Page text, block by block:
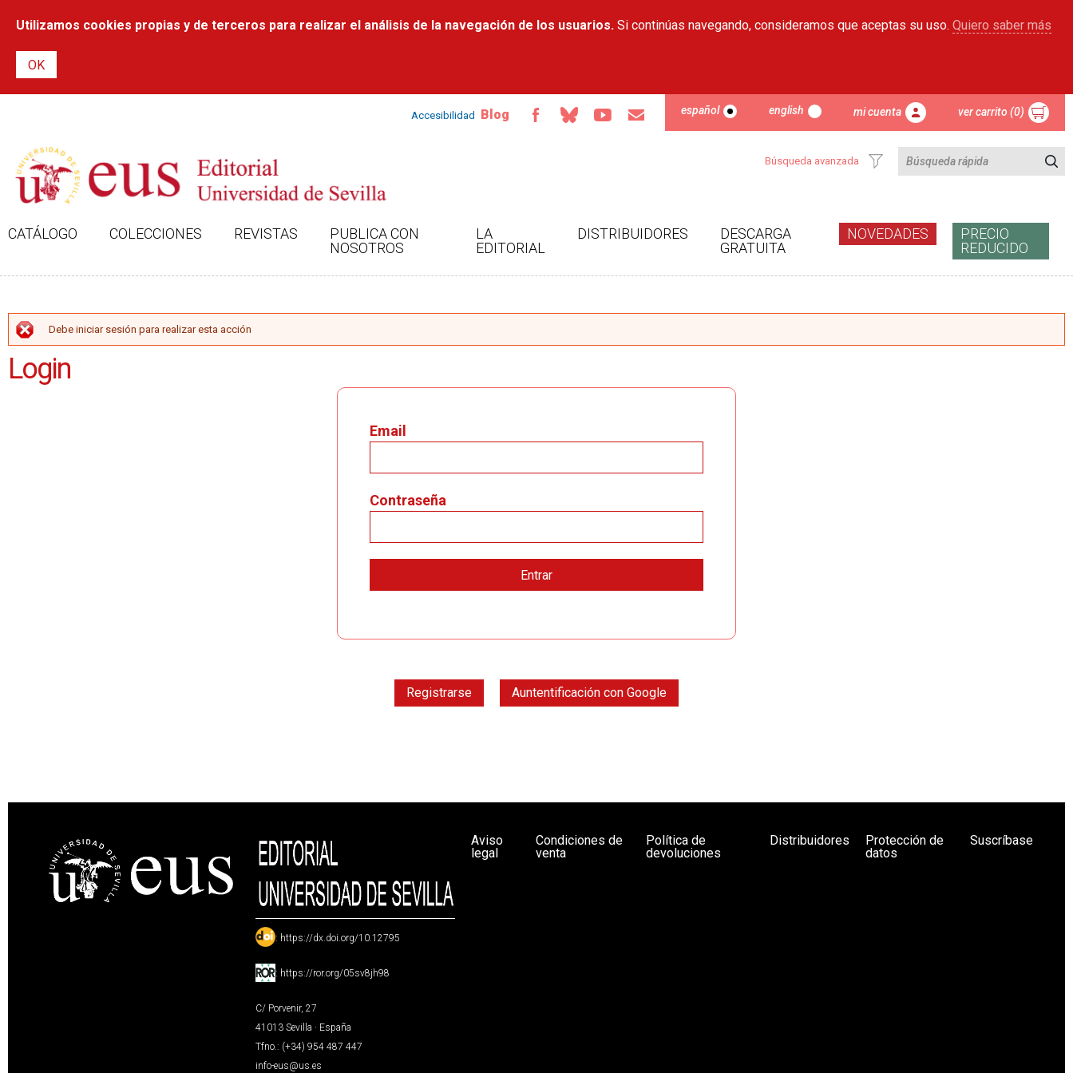
contenido
Utilizamos cookies propias y de terceros para realizar el análisis de la navegación de los usuarios. Si continúas navegando, consideramos que aceptas su uso. Quiero saber más
Accesibilidad Blog español english mi cuenta ver carrito (0)
Búsqueda avanzada
CATÁLOGO COLECCIONES REVISTAS
PUBLICA CON
NOSOTROS
LA
EDITORIAL
DISTRIBUIDORES
DESCARGA
GRATUITA
NOVEDADES
PRECIO
REDUCIDO
MENSAJE DE ERROR
Debe iniciar sesión para realizar esta acción
Login
Email
Contraseña
Registrarse Auntentificación con Google
: https://dx.doi.org/10.12795
: https://ror.org/05sv8jh98
C/ Porvenir, 27
41013 Sevilla · España
Tfno.: (+34) 954 487 447
info-eus@us.es
Aviso
legal
Condiciones de
venta
Política de
devoluciones
Distribuidores
Protección de
datos
Suscríbase